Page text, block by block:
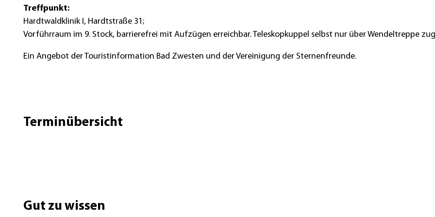
Treffpunkt:
Hardtwaldklinik I, Hardtstraße 31;
Vorführraum im 9. Stock, barrierefrei mit Aufzügen erreichbar. Teleskopkuppel selbst nur über Wendeltreppe
Ein Angebot der Touristinformation Bad Zwesten und der Vereinigung der Sternenfreunde.
Terminübersicht
Gut zu wissen